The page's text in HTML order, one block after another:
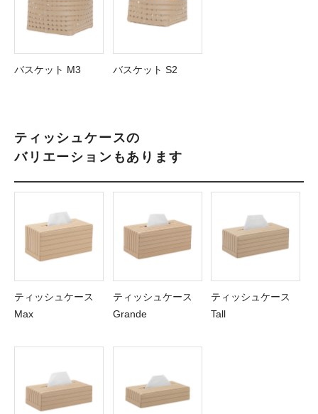
バスケット M3 バスケット S2
ティッシュケースの
バリエーションもあります
ティッシュケース
Max
ティッシュケース
Grande
ティッシュケース
Tall